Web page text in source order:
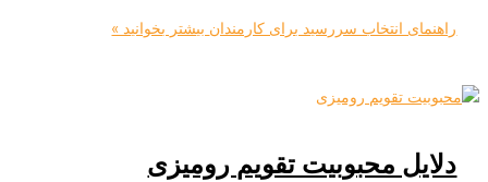
انتخاب سررسید برای کارمندانبیشتر بخوانید »
محبوبیت تقویم رومیزی